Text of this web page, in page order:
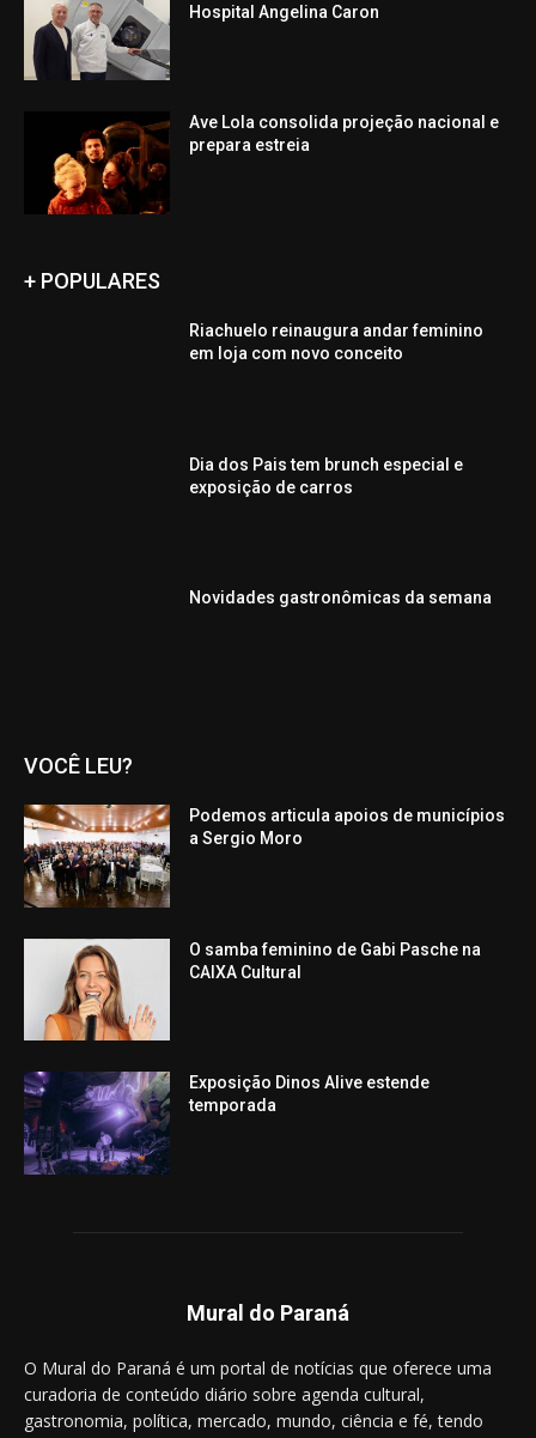
Hospital Angelina Caron
Ave Lola consolida projeção nacional e
prepara estreia
+ POPULARES
Riachuelo reinaugura andar feminino
em loja com novo conceito
Dia dos Pais tem brunch especial e
exposição de carros
Novidades gastronômicas da semana
VOCÊ LEU?
Podemos articula apoios de municípios
a Sergio Moro
O samba feminino de Gabi Pasche na
CAIXA Cultural
Exposição Dinos Alive estende
temporada
Mural do Paraná
O Mural do Paraná é um portal de notícias que oferece uma
curadoria de conteúdo diário sobre agenda cultural,
gastronomia, política, mercado, mundo, ciência e fé, tendo